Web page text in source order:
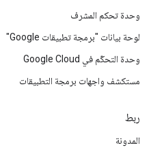
وحدة تحكم المشرف
لوحة بيانات "برمجة تطبيقات Google"
وحدة التحكّم في Google Cloud
مستكشف واجهات برمجة التطبيقات
ربط
المدونة